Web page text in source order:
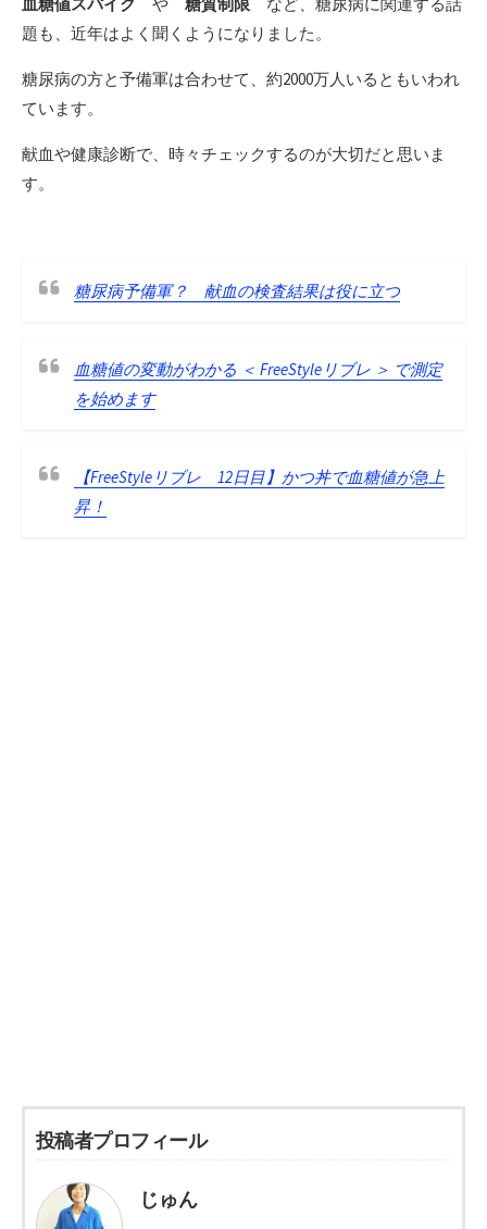
題も、近年はよく聞くようになりました。
糖尿病の方と予備軍は合わせて、約2000万人いるともいわれ
ています。
献血や健康診断で、時々チェックするのが大切だと思いま
す。
糖尿病予備軍？ 献血の検査結果は役に立つ
血糖値の変動がわかる ＜ FreeStyleリブレ ＞ で測定
を始めます
【FreeStyleリブレ 12日目】かつ丼で血糖値が急上
昇！
投稿者プロフィール
じゅん